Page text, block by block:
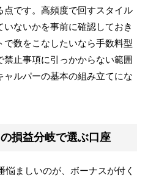
点です。高頻度で回すスタイル
ないかを事前に確認しておき
数をこなしたいなら手数料型
止事項に引っかからない範囲
ルパーの基本の組み立てにな
損益分岐で選ぶ口座
悩ましいのが、ボーナスが付く